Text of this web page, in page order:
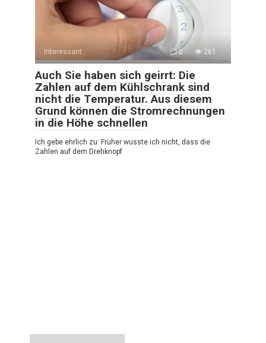
Interessant 0 261
Auch Sie haben sich geirrt: Die
Zahlen auf dem Kühlschrank sind
nicht die Temperatur. Aus diesem
Grund können die Stromrechnungen
in die Höhe schnellen
Ich gebe ehrlich zu: Früher wusste ich nicht, dass die
Zahlen auf dem Drehknopf